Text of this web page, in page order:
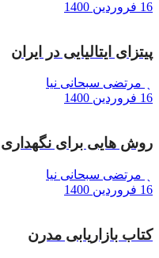
16 فروردین 1400
پیتزای ایتالیایی در ایران
مرتضی سبحانی نیا
16 فروردین 1400
روش هایی برای نگهداری
مرتضی سبحانی نیا
16 فروردین 1400
کتاب بازاریابی مدرن